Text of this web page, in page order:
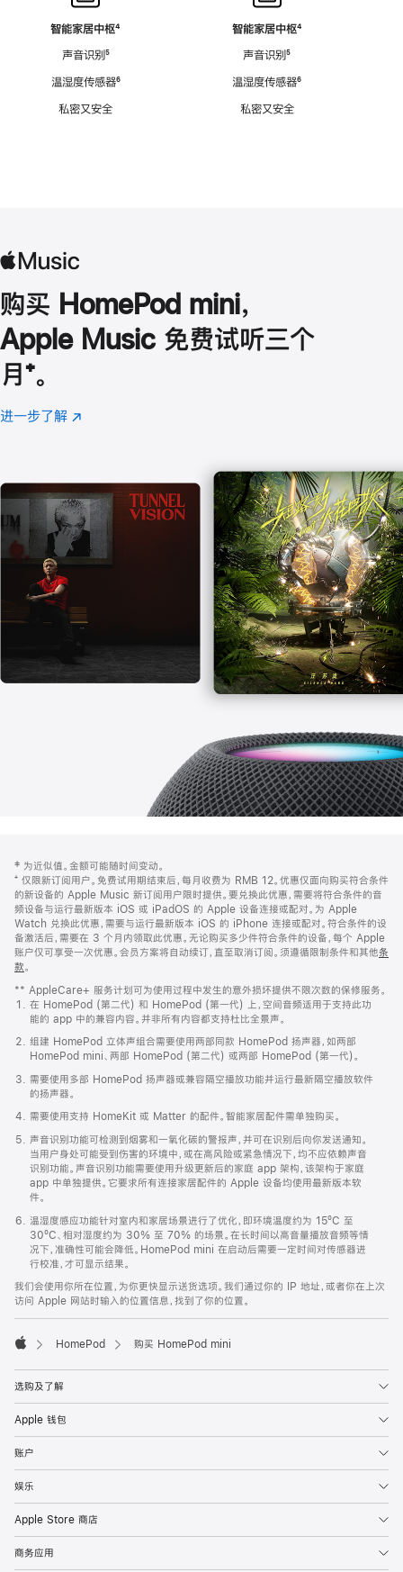
智能家居中枢脚
⁴
声音识别脚
⁵
温湿度传感器脚
⁶
私密又安全
智能家居中枢脚
⁴
声音识别脚
⁵
温湿度传感器脚
⁶
私密又安全
购买 HomePod mini，
Apple Music 免费试听三个
月 脚
注
⁺。
进一步了解 Apple
(在
口
中
打
开)
页
页
脚
注
‡ 为近似值。金额可能随时间变动。
⁺ 仅限新订阅用户。免费试用期结束后，每月收费为 RMB 12。优惠仅面向购买符合条件
的新设备的 Apple Music 新订阅用户限时提供。要兑换此优惠，需要将符合条件的音
频设备与运行最新版本 iOS 或 iPadOS 的 Apple 设备连接或配对。为 Apple
Watch 兑换此优惠，需要与运行最新版本 iOS 的 iPhone 连接或配对。符合条件的设
备激活后，需要在 3 个月内领取此优惠。无论购买多少件符合条件的设备，每个 Apple
账户仅可享受一次优惠。会员方案将自动续订，直至取消订阅。须遵循限制条件和其他条
款。
窗
口
中
打
开)
** AppleCare+ 服务计划可为使用过程中发生的意外损坏提供不限次数的保修服务。
在 HomePod (第二代) 和 HomePod (第一代) 上，空间音频适用于支持此功
能的 app 中的兼容内容。并非所有内容都支持杜比全景声。
组建 HomePod 立体声组合需要使用两部同款 HomePod 扬声器，如两部
HomePod mini、两部 HomePod (第二代) 或两部 HomePod (第一代)。
需要使用多部 HomePod 扬声器或兼容隔空播放功能并运行最新隔空播放软件
的扬声器。
需要使用支持 HomeKit 或 Matter 的配件。智能家居配件需单独购买。
声音识别功能可检测到烟雾和一氧化碳的警报声，并可在识别后向你发送通知。
当用户身处可能受到伤害的环境中，或在高风险或紧急情况下，均不应依赖声音
识别功能。声音识别功能需要使用升级更新后的家庭 app 架构，该架构于家庭
app 中单独提供。它要求所有连接家居配件的 Apple 设备均使用最新版本软
件。
温湿度感应功能针对室内和家居场景进行了优化，即环境温度约为 15ºC 至
30ºC、相对湿度约为 30% 至 70% 的场景。在长时间以高音量播放音频等情
况下，准确性可能会降低。HomePod mini 在启动后需要一定时间对传感器进
行校准，才可显示结果。
我们会使用你所在位置，为你更快显示送货选项。我们通过你的 IP 地址，或者你在上次
访问 Apple 网站时输入的位置信息，找到了你的位置。
HomePod 购买 HomePod mini
选购及了解
Apple 钱包
账户
娱乐
Apple Store 商店
商务应用